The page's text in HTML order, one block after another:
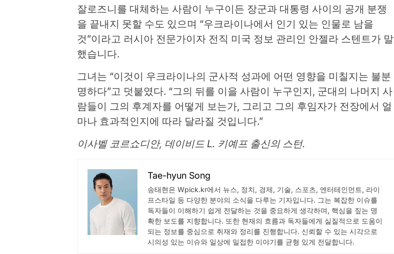
잘로즈니를 대체하는 사람이 누구이든 장군과 대통령 사이의 공개 분쟁
을 끝내지 못할 수도 있으며 “우크라이나에서 인기 있는 인물로 남을
것”이라고 러시아 전문가이자 전직 미국 정보 관리인 안젤라 스텐트가 말
했습니다.
그녀는 “이것이 우크라이나의 군사적 성과에 어떤 영향을 미칠지는 불분
명하다”고 덧붙였다. “그의 뒤를 이을 사람이 누구인지, 군대의 나머지 사
람들이 그의 후계자를 어떻게 보는가, 그리고 그의 후임자가 전장에서 얼
마나 효과적인지에 따라 달라질 것입니다.”
이사벨 코르쇼디안, 데이비드 L. 키예프 출신의 스턴.
Tae-hyun Song
송태현은 Wpick.kr에서 뉴스, 정치, 경제, 기술, 스포츠, 엔터테인먼트, 라이
프스타일 등 다양한 분야의 소식을 다루는 기자입니다. 그는 복잡한 이슈를
독자들이 이해하기 쉽게 전달하는 것을 중요하게 생각하며, 핵심을 짚는 명
확한 보도를 지향합니다. 또한 현재의 흐름과 독자들에게 실질적으로 도움이
되는 정보를 중심으로 취재와 정리를 진행합니다. 신뢰할 수 있는 시각으로
시의성 있는 이슈와 일상에 밀접한 이야기를 균형 있게 전달합니다.